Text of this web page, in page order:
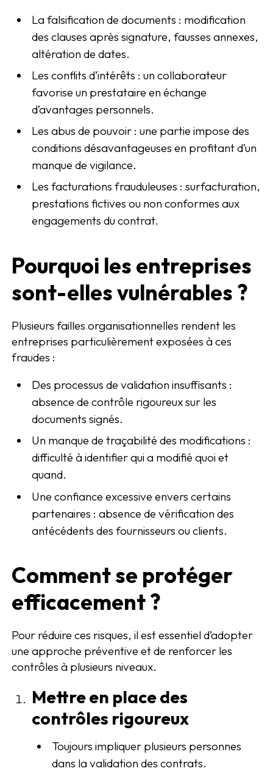
La falsification de documents : modification
des clauses après signature, fausses annexes,
altération de dates.
Les conflits d’intérêts : un collaborateur
favorise un prestataire en échange
d’avantages personnels.
Les abus de pouvoir : une partie impose des
conditions désavantageuses en profitant d’un
manque de vigilance.
Les facturations frauduleuses : surfacturation,
prestations fictives ou non conformes aux
engagements du contrat.
Pourquoi les entreprises
sont-elles vulnérables ?
Plusieurs failles organisationnelles rendent les
entreprises particulièrement exposées à ces
fraudes :
Des processus de validation insuffisants :
absence de contrôle rigoureux sur les
documents signés.
Un manque de traçabilité des modifications :
difficulté à identifier qui a modifié quoi et
quand.
Une confiance excessive envers certains
partenaires : absence de vérification des
antécédents des fournisseurs ou clients.
Comment se protéger
efficacement ?
Pour réduire ces risques, il est essentiel d’adopter
une approche préventive et de renforcer les
contrôles à plusieurs niveaux.
Mettre en place des
contrôles rigoureux
Toujours impliquer plusieurs personnes
dans la validation des contrats.